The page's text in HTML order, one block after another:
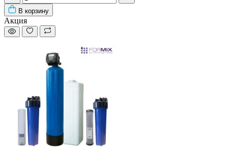
В корзину
Акция